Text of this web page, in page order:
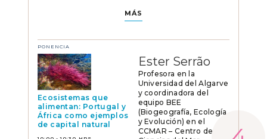
MÁS
PONENCIA
Ecosistemas que
alimentan: Portugal y
África como ejemplos
de capital natural
Ester Serrão
Profesora en la
Universidad del Algarve
y coordinadora del
equipo BEE
(Biogeografía, Ecología
y Evolución) en el
CCMAR – Centro de